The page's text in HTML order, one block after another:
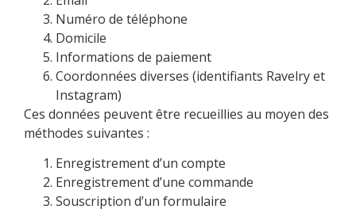
Numéro de téléphone
Domicile
Informations de paiement
Coordonnées diverses (identifiants Ravelry et
Instagram)
Ces données peuvent être recueillies au moyen des
méthodes suivantes :
Enregistrement d’un compte
Enregistrement d’une commande
Souscription d’un formulaire